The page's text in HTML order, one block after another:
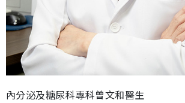
內分泌及糖尿科專科曾文和醫生